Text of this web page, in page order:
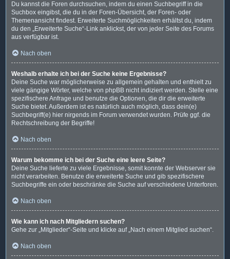
Du kannst die Foren durchsuchen, indem du einen Suchbegriff in die
Suchbox eingibst, die du in der Foren-Übersicht, der Foren- oder
Themenansicht findest. Erweiterte Suchmöglichkeiten erhältst du, indem
du den „Erweiterte Suche“-Link anklickst, der von jeder Seite des Forums
aus verfügbar ist.
Nach oben
Weshalb erhalte ich bei der Suche keine Ergebnisse?
Deine Suche war möglicherweise zu allgemein gehalten und enthielt zu
viele gängige Wörter, welche von phpBB nicht indiziert werden. Stelle eine
spezifischere Anfrage und benutze die Optionen, die dir die erweiterte
Suche bietet. Außerdem ist es natürlich auch möglich, dass dein(e)
Suchbegriff(e) hier nirgends im Forum verwendet wurden. Prüfe ggf. die
Rechtschreibung der Begriffe!
Nach oben
Warum bekomme ich bei der Suche eine leere Seite?
Deine Suche lieferte zu viele Ergebnisse, somit konnte der Webserver sie
nicht verarbeiten. Benutze die erweiterte Suche und gib spezifischere
Suchbegriffe ein oder beschränke die Suche auf verschiedene Unterforen.
Nach oben
Wie kann ich nach Mitgliedern suchen?
Gehe zur „Mitglieder“-Seite und klicke auf „Nach einem Mitglied suchen“.
Nach oben